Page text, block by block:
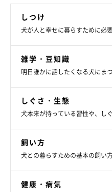
しつけ
犬が人と幸せに暮らすために必
雑学・豆知識
明日誰かに話したくなる犬にま
しぐさ・生態
犬本来が持っている習性や、し
飼い方
犬との暮らすための基本の飼い
健康・病気